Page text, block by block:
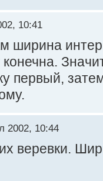
10:41
ширина
первый,
2002, 10:44
веревки.